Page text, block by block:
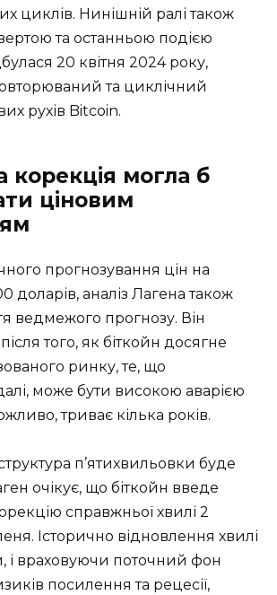
циклів. Нинішній ралі також
та останньою подією
20 квітня 2024 року,
та циклічний
рухів Bitcoin.
корекція могла б
ціновим
прогнозування цін на
доларів, аналіз Лагена також
ведмежого прогнозу. Він
того, як біткойн досягне
ринку, те, що
може бути високою аварією
триває кілька років.
п’ятихвильовки буде
очікує, що біткойн введе
справжньої хвилі 2
Історично відновлення хвилі
і враховуючи поточний фон
посилення та рецесії,